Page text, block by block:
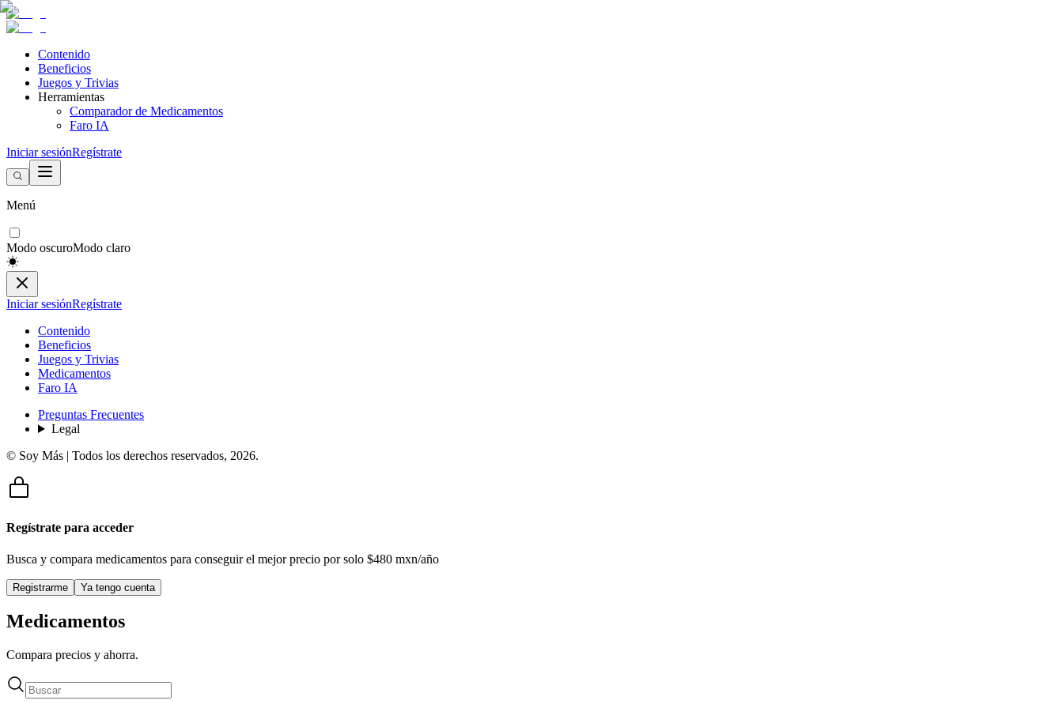
Contenido
Beneficios
Juegos y Trivias
Herramientas
Comparador de Medicamentos
Faro IA
Iniciar sesiónRegístrate
Menú
Modo oscuroModo claro
Iniciar sesiónRegístrate
Contenido
Beneficios
Juegos y Trivias
Medicamentos
Faro IA
Preguntas Frecuentes
Legal
© Soy Más | Todos los derechos reservados, 2026.
Regístrate para acceder
Busca y compara medicamentos para conseguir el mejor precio por solo $480 mxn/año
Registrarme Ya tengo cuenta
Medicamentos
Compara precios y ahorra.